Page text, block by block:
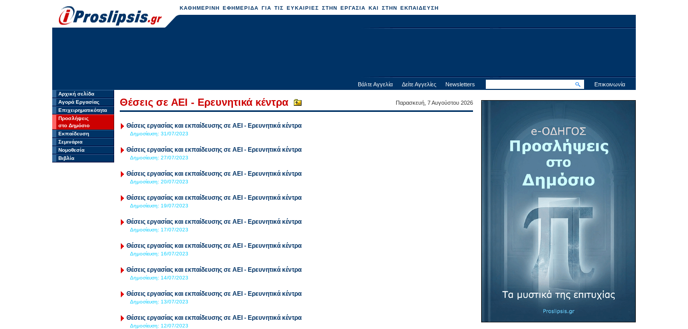
ΚΑΘΗΜΕΡΙΝΗ ΕΦΗΜΕΡΙΔΑ ΓΙΑ ΤΙΣ ΕΥΚΑΙΡΙΕΣ ΣΤΗΝ ΕΡΓΑΣΙΑ ΚΑΙ ΣΤΗΝ ΕΚΠΑΙΔΕΥΣΗ
Βάλτε Αγγελία Δείτε Αγγελίες Newsletters Επικοινωνία
Αρχική σελίδα
Αγορά Εργασίας
Επιχειρηματικότητα
Προσλήψεις
στο Δημόσιο
Εκπαίδευση
Σεμινάρια
Νομοθεσία
Βιβλία
Θέσεις σε ΑΕΙ - Ερευνητικά κέντρα Παρασκευή, 7 Αυγούστου 2026
Θέσεις εργασίας και εκπαίδευσης σε ΑΕΙ - Ερευνητικά κέντρα
Δημοσίευση: 31/07/2023
Θέσεις εργασίας και εκπαίδευσης σε ΑΕΙ - Ερευνητικά κέντρα
Δημοσίευση: 27/07/2023
Θέσεις εργασίας και εκπαίδευσης σε ΑΕΙ - Ερευνητικά κέντρα
Δημοσίευση: 20/07/2023
Θέσεις εργασίας και εκπαίδευσης σε ΑΕΙ - Ερευνητικά κέντρα
Δημοσίευση: 19/07/2023
Θέσεις εργασίας και εκπαίδευσης σε ΑΕΙ - Ερευνητικά κέντρα
Δημοσίευση: 17/07/2023
Θέσεις εργασίας και εκπαίδευσης σε ΑΕΙ - Ερευνητικά κέντρα
Δημοσίευση: 16/07/2023
Θέσεις εργασίας και εκπαίδευσης σε ΑΕΙ - Ερευνητικά κέντρα
Δημοσίευση: 14/07/2023
Θέσεις εργασίας και εκπαίδευσης σε ΑΕΙ - Ερευνητικά κέντρα
Δημοσίευση: 13/07/2023
Θέσεις εργασίας και εκπαίδευσης σε ΑΕΙ - Ερευνητικά κέντρα
Δημοσίευση: 12/07/2023